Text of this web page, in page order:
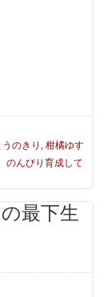
うのきり ,柑橘ゆす
のんびり育成して
最下生